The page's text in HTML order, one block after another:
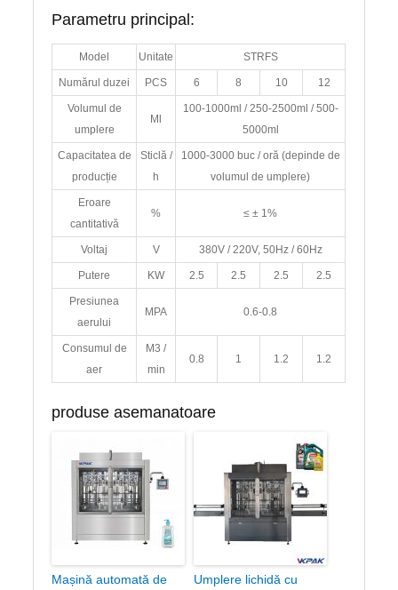
Parametru principal:
Model Unitate STRFS
Numărul duzei PCS 6 8 10 12
Volumul de
umplere
Ml
100-1000ml / 250-2500ml / 500-
5000ml
Capacitatea de
producție
Sticlă /
h
1000-3000 buc / oră (depinde de
volumul de umplere)
Eroare
cantitativă
% ≤ ± 1%
Voltaj V 380V / 220V, 50Hz / 60Hz
Putere KW 2.5 2.5 2.5 2.5
Presiunea
aerului
MPA 0.6-0.8
Consumul de
aer
M3 /
min
0.8 1 1.2 1.2
produse asemanatoare
Mașină automată de
Umplere lichidă cu